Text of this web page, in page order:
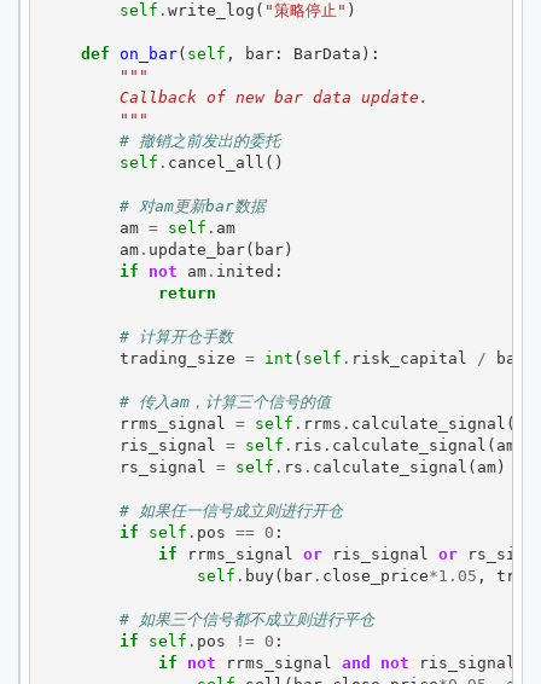
self . write_log ( "策略停止" )
def on_bar( self , bar: BarData ):
"""
        Callback of new bar data update.
        """
# 撤销之前发出的委托
self . cancel_all ()
# 对am更新bar数据
am = self . am
am. update_bar( bar)
if
not am. inited :
return
# 计算开仓手数
trading_size = int ( self . risk_capital / bar
# 传入am，计算三个信号的值
rrms_signal = self . rrms . calculate_signal (
ris_signal = self . ris . calculate_signal ( am
rs_signal = self . rs . calculate_signal ( am)
# 如果任一信号成立则进行开仓
if
self . pos == 0 :
if
rrms_signal or ris_signal or
self . buy( bar. close_price*1.05 ,
# 如果三个信号都不成立则进行平仓
if
self . pos != 0 :
if
not rrms_signal and not ris_signal